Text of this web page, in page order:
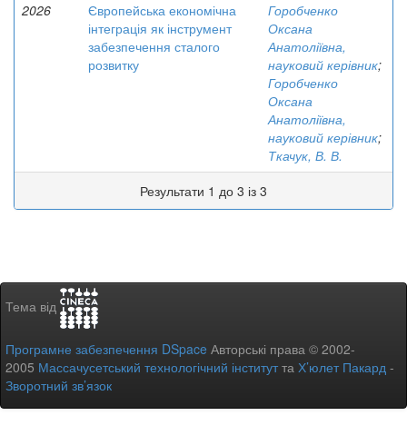
2026
Європейська економічна
інтеграція як інструмент
забезпечення сталого
розвитку
Горобченко
Оксана
Анатоліївна,
науковий керівник;
Горобченко
Оксана
Анатоліївна,
науковий керівник;
Ткачук, В. В.
Результати 1 до 3 із 3
Тема від
Програмне забезпечення DSpace Авторські права © 2002-
2005 Массачусетський технологічний інститутта Х’юлет Пакард -
Зворотний зв’язок